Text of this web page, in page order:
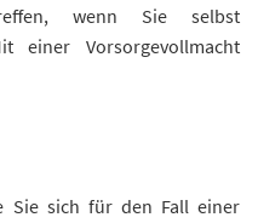
wenn Sie selbst
einer Vorsorgevollmacht
Sie sich für den Fall einer